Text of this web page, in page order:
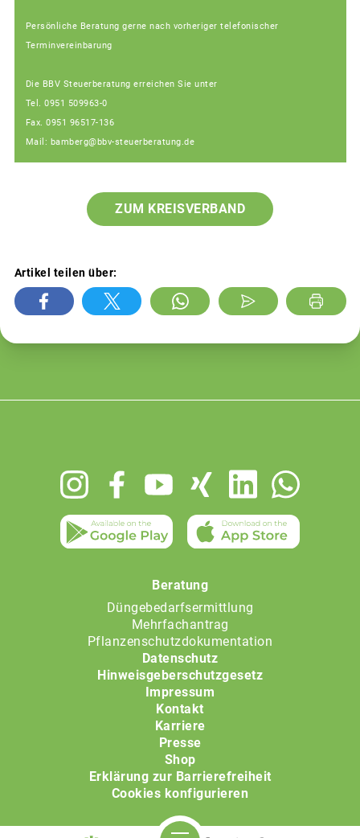
Persönliche Beratung gerne nach vorheriger telefonischer
Terminvereinbarung
Die BBV Steuerberatung erreichen Sie unter
Tel. 0951 509963-0
Fax. 0951 96517-136
Mail: bamberg@bbv-steuerberatung.de
ZUM KREISVERBAND
Artikel teilen über:
Beratung
Düngebedarfsermittlung
Mehrfachantrag
Pflanzenschutzdokumentation
Datenschutz
Hinweisgeberschutzgesetz
Impressum
Kontakt
Karriere
Presse
Shop
Erklärung zur Barrierefreiheit
Cookies konfigurieren